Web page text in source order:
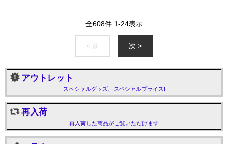
全608件 1-24表示
< 前 次 >
アウトレット
スペシャルグッズ、スペシャルプライス!
再入荷
再入荷した商品がご覧いただけます